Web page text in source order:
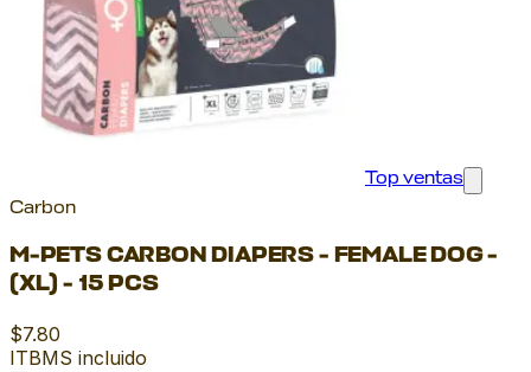
Top ventas
Carbon
M-PETS CARBON DIAPERS - FEMALE DOG -
(XL) - 15 PCS
$7.80
ITBMS incluido